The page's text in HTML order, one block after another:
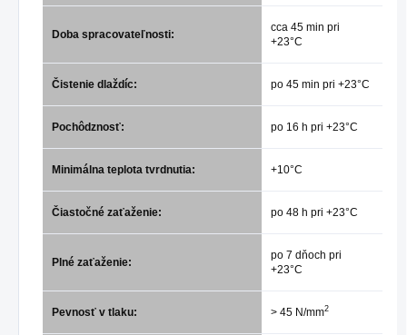
Doba spracovateľnosti:
cca 45 min pri
+23°C
Čistenie dlaždíc: po 45 min pri +23°C
Pochôdznosť: po 16 h pri +23°C
Minimálna teplota tvrdnutia: +10°C
Čiastočné zaťaženie: po 48 h pri +23°C
Plné zaťaženie:
po 7 dňoch pri
+23°C
Pevnosť v tlaku: > 45 N/mm2